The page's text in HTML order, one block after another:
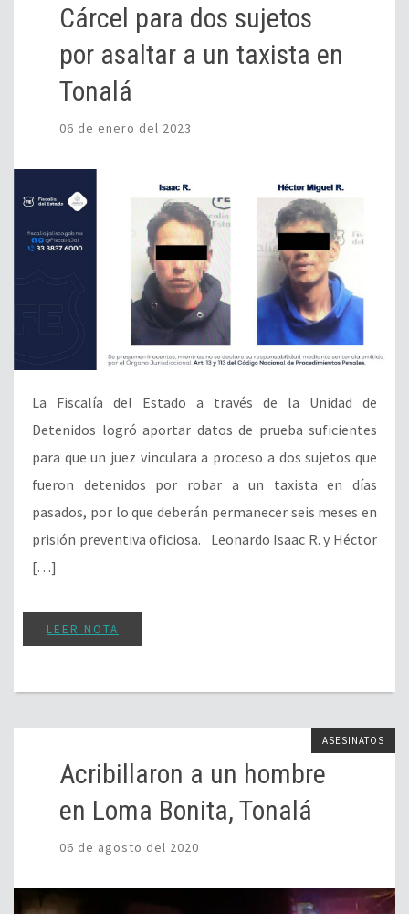
Cárcel para dos sujetos
por asaltar a un taxista en
Tonalá
06 de enero del 2023
La Fiscalía del Estado a través de la Unidad de
Detenidos logró aportar datos de prueba suficientes
para que un juez vinculara a proceso a dos sujetos que
fueron detenidos por robar a un taxista en días
pasados, por lo que deberán permanecer seis meses en
prisión preventiva oficiosa. Leonardo Isaac R. y Héctor
[…]
LEER NOTA
ASESINATOS
Acribillaron a un hombre
en Loma Bonita, Tonalá
06 de agosto del 2020